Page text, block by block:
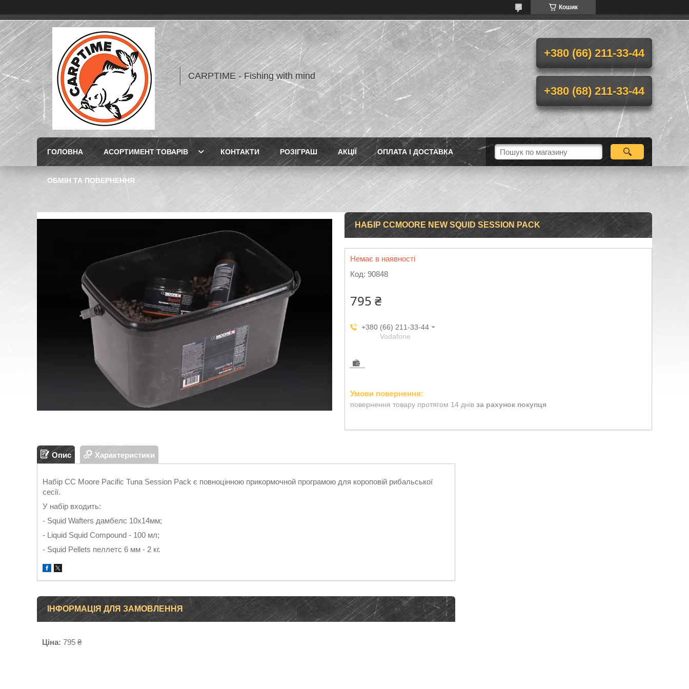
Кошик
CARPTIME - Fishing with mind
+380 (66) 211-33-44
+380 (68) 211-33-44
ГОЛОВНА АСОРТИМЕНТ ТОВАРІВ КОНТАКТИ РОЗІГРАШ АКЦІЇ ОПЛАТА І ДОСТАВКА
ОБМІН ТА ПОВЕРНЕННЯ
НАБІР CCMOORE NEW SQUID SESSION PACK
Немає в наявності
Код: 90848
795 ₴
+380 (66) 211-33-44
Vodafone
повернення товару протягом 14 днів за рахунок покупця
Опис Характеристики
Набір CC Moore Pacific Tuna Session Pack є повноцінною прикормочной програмою для короповій рибальської
сесії.
У набір входить:
- Squid Wafters дамбелс 10x14мм;
- Liquid Squid Compound - 100 мл;
- Squid Pellets пеллетс 6 мм - 2 кг.
ІНФОРМАЦІЯ ДЛЯ ЗАМОВЛЕННЯ
Ціна: 795 ₴